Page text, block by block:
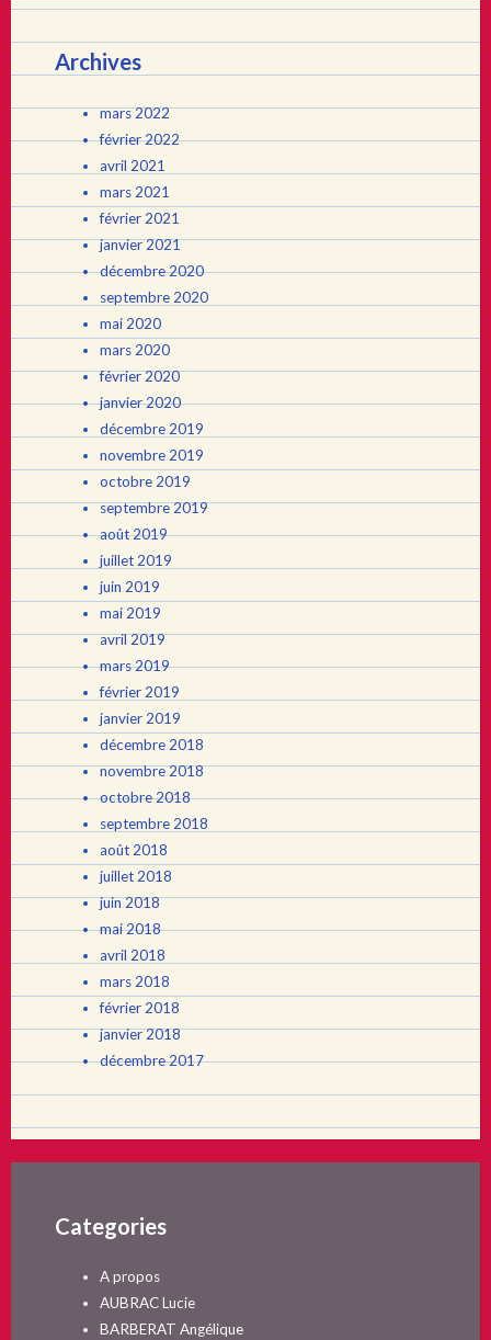
Archives
mars 2022
février 2022
avril 2021
mars 2021
février 2021
janvier 2021
décembre 2020
septembre 2020
mai 2020
mars 2020
février 2020
janvier 2020
décembre 2019
novembre 2019
octobre 2019
septembre 2019
août 2019
juillet 2019
juin 2019
mai 2019
avril 2019
mars 2019
février 2019
janvier 2019
décembre 2018
novembre 2018
octobre 2018
septembre 2018
août 2018
juillet 2018
juin 2018
mai 2018
avril 2018
mars 2018
février 2018
janvier 2018
décembre 2017
Categories
A propos
AUBRAC Lucie
BARBERAT Angélique